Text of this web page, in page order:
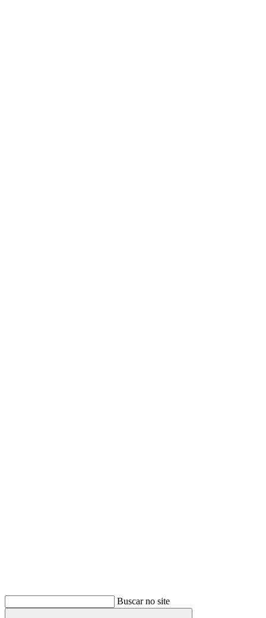
Buscar no site